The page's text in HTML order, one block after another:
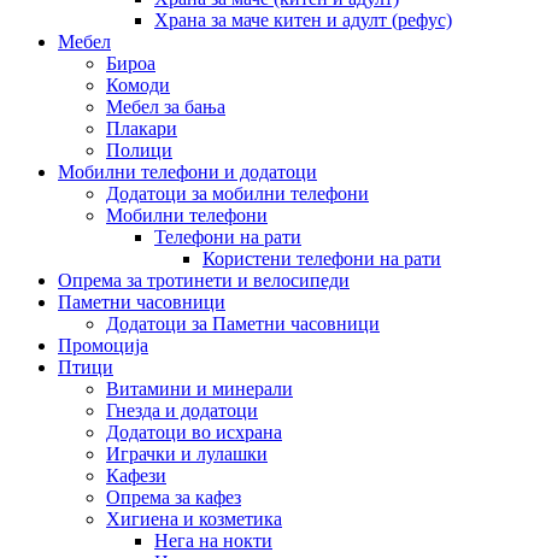
Храна за маче китен и адулт (рефус)
Мебел
Бироа
Комоди
Мебел за бања
Плакари
Полици
Мобилни телефони и додатоци
Додатоци за мобилни телефони
Мобилни телефони
Телефони на рати
Користени телефони на рати
Опрема за тротинети и велосипеди
Паметни часовници
Додатоци за Паметни часовници
Промоција
Птици
Витамини и минерали
Гнезда и додатоци
Додатоци во исхрана
Играчки и лулашки
Кафези
Опрема за кафез
Хигиена и козметика
Нега на нокти